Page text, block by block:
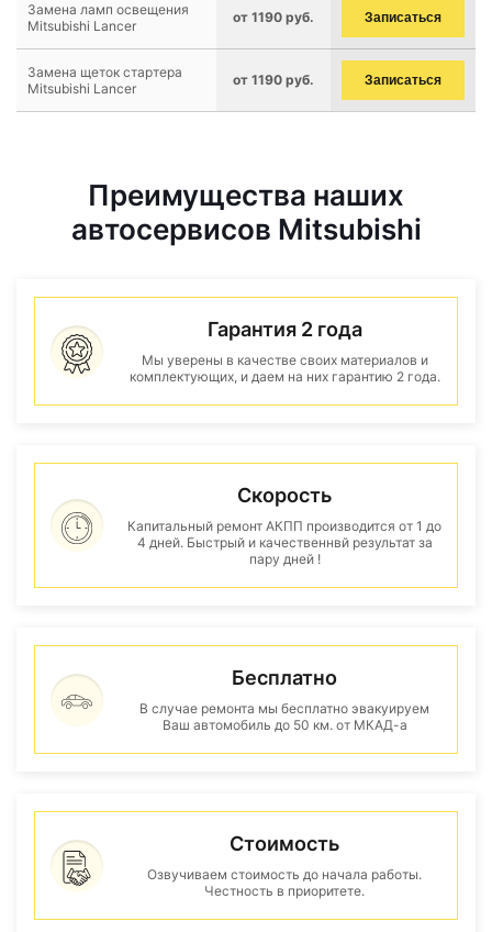
Замена ламп освещения
Mitsubishi Lancer
от 1190 руб. Записаться
Замена щеток стартера
Mitsubishi Lancer
от 1190 руб. Записаться
Преимущества наших
автосервисов Mitsubishi
Гарантия 2 года
Мы уверены в качестве своих материалов и
комплектующих, и даем на них гарантию 2 года.
Скорость
Капитальный ремонт АКПП производится от 1 до
4 дней. Быстрый и качественнвй результат за
пару дней !
Бесплатно
В случае ремонта мы бесплатно эвакуируем
Ваш автомобиль до 50 км. от МКАД-а
Стоимость
Озвучиваем стоимость до начала работы.
Честность в приоритете.